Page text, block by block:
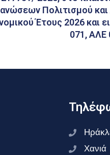
Πολιτισμού
Έτους 2026 και
071, ΑΛΕ